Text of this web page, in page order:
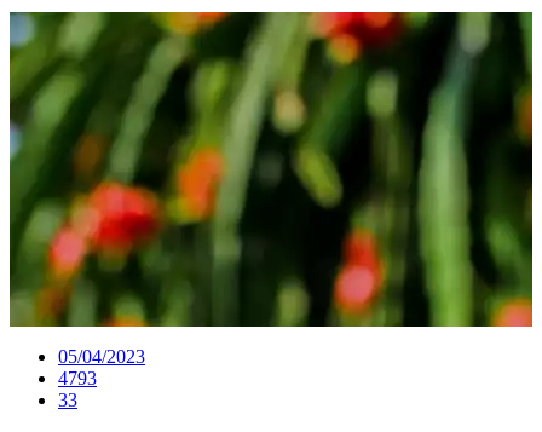
05/04/2023
4793
33